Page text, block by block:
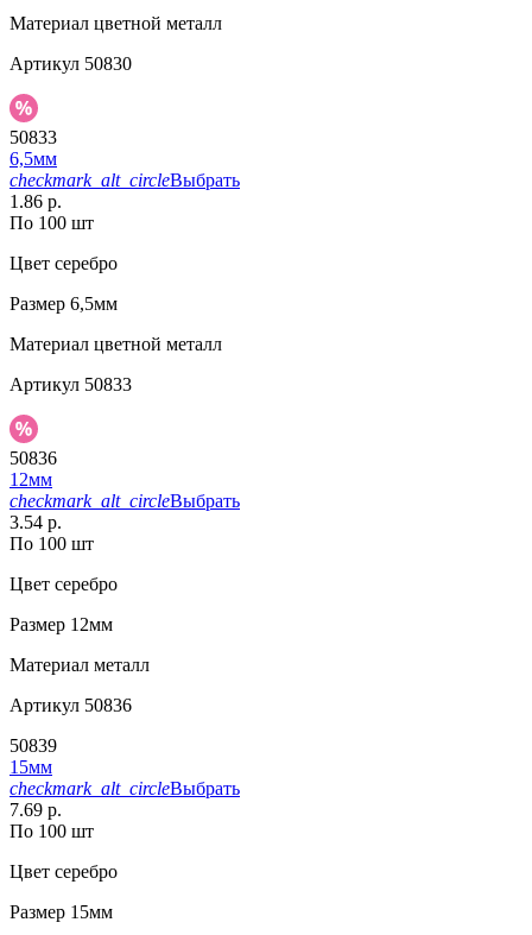
Материал цветной металл
Артикул 50830
50833
6,5мм
checkmark_alt_circleВыбрать
1.86 р.
По 100 шт
Цвет серебро
Размер 6,5мм
Материал цветной металл
Артикул 50833
50836
12мм
checkmark_alt_circleВыбрать
3.54 р.
По 100 шт
Цвет серебро
Размер 12мм
Материал металл
Артикул 50836
50839
15мм
checkmark_alt_circleВыбрать
7.69 р.
По 100 шт
Цвет серебро
Размер 15мм